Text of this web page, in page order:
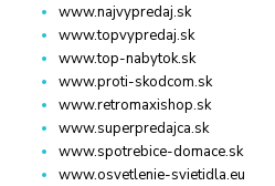
www.najvypredaj.sk
www.topvypredaj.sk
www.top-nabytok.sk
www.proti-skodcom.sk
www.retromaxishop.sk
www.superpredajca.sk
www.spotrebice-domace.sk
www.osvetlenie-svietidla.eu